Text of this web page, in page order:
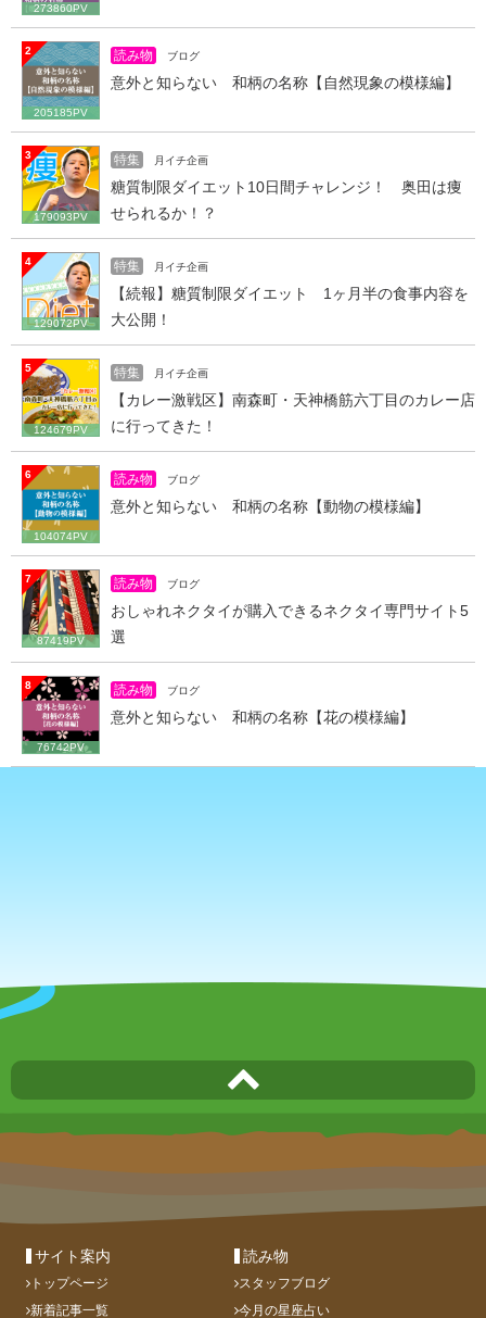
273860PV
2
205185PV
読み物 ブログ
意外と知らない 和柄の名称【自然現象の模様編】
3
179093PV
特集 月イチ企画
糖質制限ダイエット10日間チャレンジ！ 奥田は痩
せられるか！？
4
129072PV
特集 月イチ企画
【続報】糖質制限ダイエット 1ヶ月半の食事内容を
大公開！
5
124679PV
特集 月イチ企画
【カレー激戦区】南森町・天神橋筋六丁目のカレー店
に行ってきた！
6
104074PV
読み物 ブログ
意外と知らない 和柄の名称【動物の模様編】
7
87419PV
読み物 ブログ
おしゃれネクタイが購入できるネクタイ専門サイト5
選
8
76742PV
読み物 ブログ
意外と知らない 和柄の名称【花の模様編】
サイト案内
トップページ
新着記事一覧
読み物
スタッフブログ
今月の星座占い